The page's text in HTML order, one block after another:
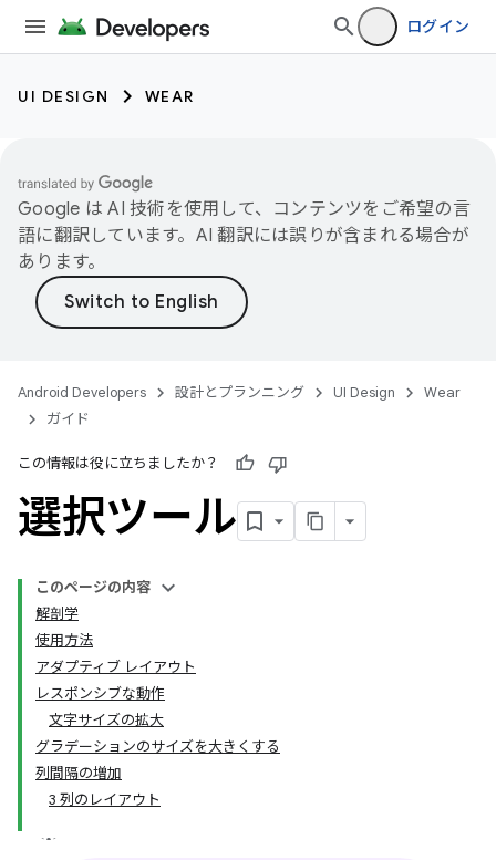
ログイン
UI DESIGN WEAR
Google は AI 技術を使用して、コンテンツをご希望の言
語に翻訳しています。AI 翻訳には誤りが含まれる場合が
あります。
Android Developers 設計とプランニング UI Design
Wear
ガイド
この情報は役に立ちましたか？
選択ツール
このページの内容
解剖学
使用方法
アダプティブ レイアウト
レスポンシブな動作
文字サイズの拡大
グラデーションのサイズを大きくする
列間隔の増加
3 列のレイアウト